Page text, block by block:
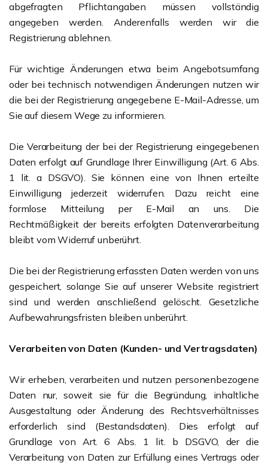
abgefragten Pflichtangaben müssen vollständig
angegeben werden. Anderenfalls werden wir die
Registrierung ablehnen.
Für wichtige Änderungen etwa beim Angebotsumfang
oder bei technisch notwendigen Änderungen nutzen wir
die bei der Registrierung angegebene E-Mail-Adresse, um
Sie auf diesem Wege zu informieren.
Die Verarbeitung der bei der Registrierung eingegebenen
Daten erfolgt auf Grundlage Ihrer Einwilligung (Art. 6 Abs.
1 lit. a DSGVO). Sie können eine von Ihnen erteilte
Einwilligung jederzeit widerrufen. Dazu reicht eine
formlose Mitteilung per E-Mail an uns. Die
Rechtmäßigkeit der bereits erfolgten Datenverarbeitung
bleibt vom Widerruf unberührt.
Die bei der Registrierung erfassten Daten werden von uns
gespeichert, solange Sie auf unserer Website registriert
sind und werden anschließend gelöscht. Gesetzliche
Aufbewahrungsfristen bleiben unberührt.
Verarbeiten von Daten (Kunden- und Vertragsdaten)
Wir erheben, verarbeiten und nutzen personenbezogene
Daten nur, soweit sie für die Begründung, inhaltliche
Ausgestaltung oder Änderung des Rechtsverhältnisses
erforderlich sind (Bestandsdaten). Dies erfolgt auf
Grundlage von Art. 6 Abs. 1 lit. b DSGVO, der die
Verarbeitung von Daten zur Erfüllung eines Vertrags oder